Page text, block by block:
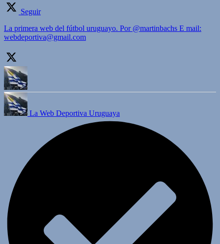
Seguir
La primera web del fútbol uruguayo. Por @martinbachs E mail:
webdeportiva@gmail.com
La Web Deportiva Uruguaya